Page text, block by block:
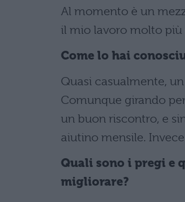
Al momento è un
il mio lavoro molto più
Come lo hai
Quasi casualmente,
Comunque girando
un buon riscontro, e
aiutino mensile.
Quali sono i pregi e
migliorare?